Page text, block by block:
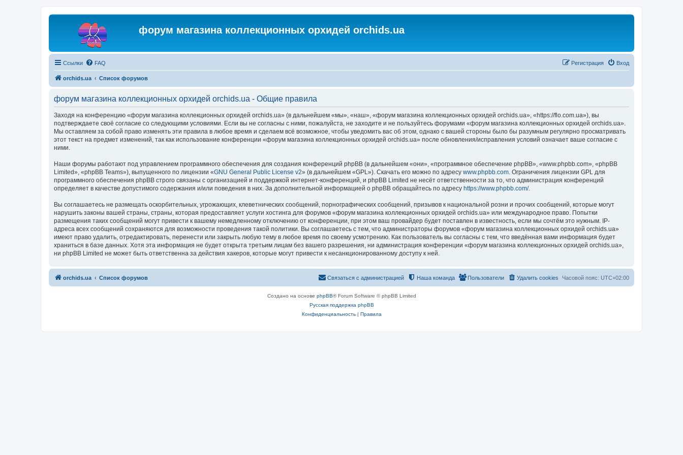
форум магазина коллекционных орхидей orchids.ua
Ссылки FAQ Вход
Регистрация
orchids.ua Список форумов
форум магазина коллекционных орхидей orchids.ua - Общие правила
Заходя на конференцию «форум магазина коллекционных орхидей orchids.ua» (в дальнейшем «мы», «наш», «форум магазина коллекционных орхидей orchids.ua», «https://flo.com.ua»), вы
подтверждаете своё согласие со следующими условиями. Если вы не согласны с ними, пожалуйста, не заходите и не пользуйтесь форумами «форум магазина коллекционных орхидей orchids.ua».
Мы оставляем за собой право изменять эти правила в любое время и сделаем всё возможное, чтобы уведомить вас об этом, однако с вашей стороны было бы разумным регулярно просматривать
этот текст на предмет изменений, так как использование конференции «форум магазина коллекционных орхидей orchids.ua» после обновления/исправления условий означает ваше согласие с
ними.
Наши форумы работают под управлением программного обеспечения для создания конференций phpBB (в дальнейшем «они», «программное обеспечение phpBB», «www.phpbb.com», «phpBB
Limited», «phpBB Teams»), выпущенного по лицензии «GNU General Public License v2» (в дальнейшем «GPL»). Скачать его можно по адресу www.phpbb.com. Ограничения лицензии GPL для
программного обеспечения phpBB строго связаны с организацией и поддержкой интернет-конференций, и phpBB Limited не несёт ответственности за то, что администрация конференций
определяет в качестве допустимого содержания и/или поведения в них. За дополнительной информацией о phpBB обращайтесь по адресу https://www.phpbb.com/.
Вы соглашаетесь не размещать оскорбительных, угрожающих, клеветнических сообщений, порнографических сообщений, призывов к национальной розни и прочих сообщений, которые могут
нарушить законы вашей страны, страны, которая предоставляет услуги хостинга для форумов «форум магазина коллекционных орхидей orchids.ua» или международное право. Попытки
размещения таких сообщений могут привести к вашему немедленному отключению от конференции, при этом ваш провайдер будет поставлен в известность, если мы сочтём это нужным. IP-
адреса всех сообщений сохраняются для возможности проведения такой политики. Вы соглашаетесь с тем, что администраторы форумов «форум магазина коллекционных орхидей orchids.ua»
имеют право удалить, отредактировать, перенести или закрыть любую тему в любое время по своему усмотрению. Как пользователь вы согласны с тем, что введённая вами информация будет
храниться в базе данных. Хотя эта информация не будет открыта третьим лицам без вашего разрешения, ни администрация конференции «форум магазина коллекционных орхидей orchids.ua»,
ни phpBB Limited не может быть ответственна за действия хакеров, которые могут привести к несанкционированному доступу к ней.
orchids.ua Список форумов Часовой пояс: UTC+02:00
Удалить cookies
Пользователи
Наша команда
Связаться с администрацией
Создано на основе phpBB® Forum Software © phpBB Limited
Русская поддержка phpBB
Конфиденциальность| Правила